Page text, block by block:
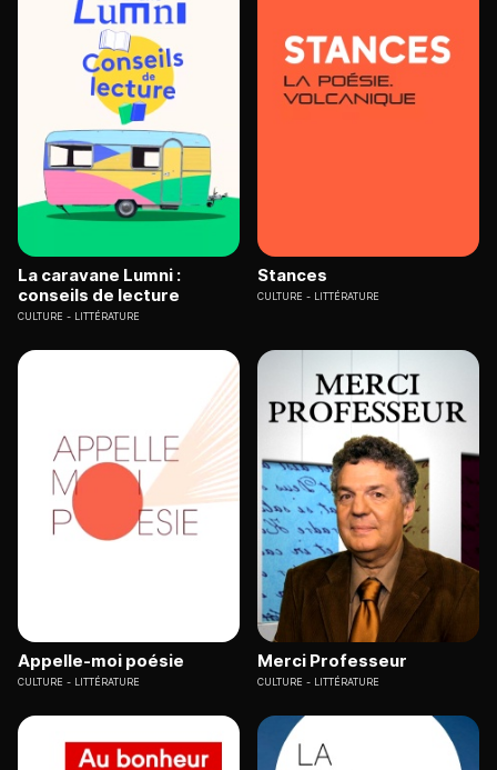
La caravane Lumni :
conseils de lecture
CULTURE LITTÉRATURE
Stances
CULTURE LITTÉRATURE
Appelle-moi poésie
CULTURE LITTÉRATURE
Merci Professeur
CULTURE LITTÉRATURE